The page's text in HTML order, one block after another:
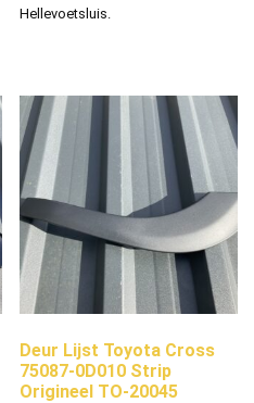
Hellevoetsluis.
Deur Lijst Toyota Cross
75087-0D010 Strip
Origineel TO-20045